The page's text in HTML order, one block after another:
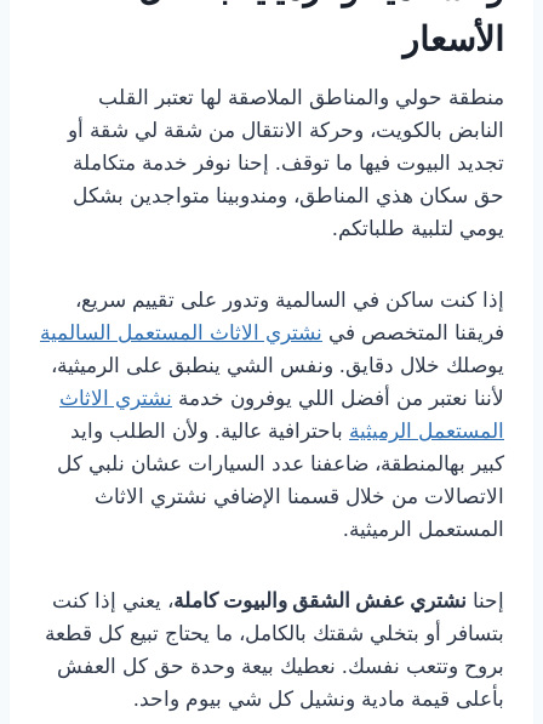
الأسعار
منطقة حولي والمناطق الملاصقة لها تعتبر القلب
النابض بالكويت، وحركة الانتقال من شقة لي شقة أو
تجديد البيوت فيها ما توقف. إحنا نوفر خدمة متكاملة
حق سكان هذي المناطق، ومندوبينا متواجدين بشكل
يومي لتلبية طلباتكم.
إذا كنت ساكن في السالمية وتدور على تقييم سريع،
فريقنا المتخصص في نشتري الاثاث المستعمل السالمية
يوصلك خلال دقايق. ونفس الشي ينطبق على الرميثية،
لأننا نعتبر من أفضل اللي يوفرون خدمة نشتري الاثاث
المستعمل الرميثية باحترافية عالية. ولأن الطلب وايد
كبير بهالمنطقة، ضاعفنا عدد السيارات عشان نلبي كل
الاتصالات من خلال قسمنا الإضافي نشتري الاثاث
المستعمل الرميثية.
إحنا نشتري عفش الشقق والبيوت كاملة، يعني إذا كنت
بتسافر أو بتخلي شقتك بالكامل، ما يحتاج تبيع كل قطعة
بروح وتتعب نفسك. نعطيك بيعة وحدة حق كل العفش
بأعلى قيمة مادية ونشيل كل شي بيوم واحد.